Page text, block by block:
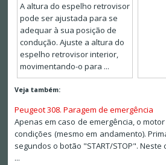
A altura do espelho retrovisor
pode ser ajustada para se
adequar à sua posição de
condução. Ajuste a altura do
espelho retrovisor interior,
movimentando-o para ...
Veja também:
Peugeot 308. Paragem de emergência
Apenas em caso de emergência, o
condições (mesmo em andamento).
segundos o botão "START/STOP".
...